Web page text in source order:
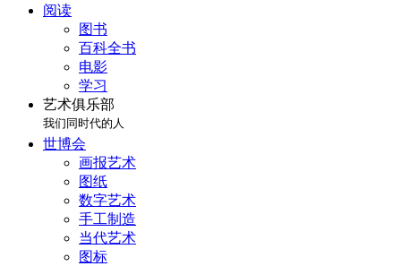
阅读
图书
百科全书
电影
学习
艺术俱乐部
我们同时代的人
世博会
画报艺术
图纸
数字艺术
手工制造
当代艺术
图标